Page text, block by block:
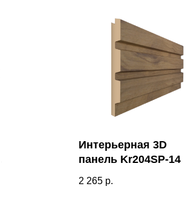
Интерьерная 3D
панель Kr204SP-14
2 265 р.